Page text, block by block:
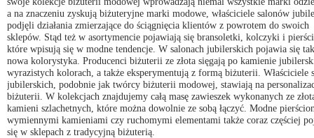
a na znaczeniu zyskują biżuteryjne marki modowe, właściciele salonów
podjęli działania zmierzające do ściągnięcia klientów z powrotem do swoich
sklepów. Stąd też w asortymencie pojawiają się bransoletki, kolczyki i
które wpisują się w modne tendencje. W salonach jubilerskich pojawia się
nowa kolorystyka. Producenci biżuterii ze złota sięgają po kamienie
wyrazistych kolorach, a także eksperymentują z formą biżuterii. Właściciele
jubilerskich, podobnie jak twórcy biżuterii modowej, stawiają na
biżuterii. W kolekcjach znajdujemy całą masę zawieszek wykonanych ze
kamieni szlachetnych, które można dowolnie ze sobą łączyć. Modne
wymiennymi kamieniami czy ruchomymi elementami także coraz częściej
się w sklepach z tradycyjną biżuterią.